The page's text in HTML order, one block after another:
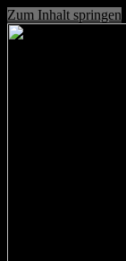
Zum Inhalt springen